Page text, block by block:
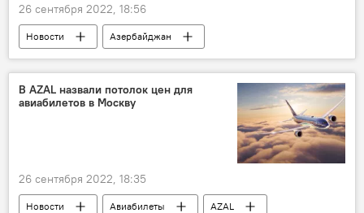
26 сентября 2022, 18:56
Новости
Азербайджан
международный конкурс
Ереван
Россия
В AZAL назвали потолок цен для
авиабилетов в Москву
26 сентября 2022, 18:35
Новости Авиабилеты
AZAL